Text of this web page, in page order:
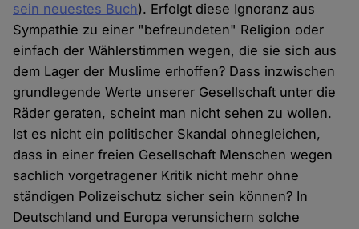
sein neuestes Buch). Erfolgt diese Ignoranz aus
Sympathie zu einer "befreundeten" Religion oder
einfach der Wählerstimmen wegen, die sie sich aus
dem Lager der Muslime erhoffen? Dass inzwischen
grundlegende Werte unserer Gesellschaft unter die
Räder geraten, scheint man nicht sehen zu wollen.
Ist es nicht ein politischer Skandal ohnegleichen,
dass in einer freien Gesellschaft Menschen wegen
sachlich vorgetragener Kritik nicht mehr ohne
ständigen Polizeischutz sicher sein können? In
Deutschland und Europa verunsichern solche